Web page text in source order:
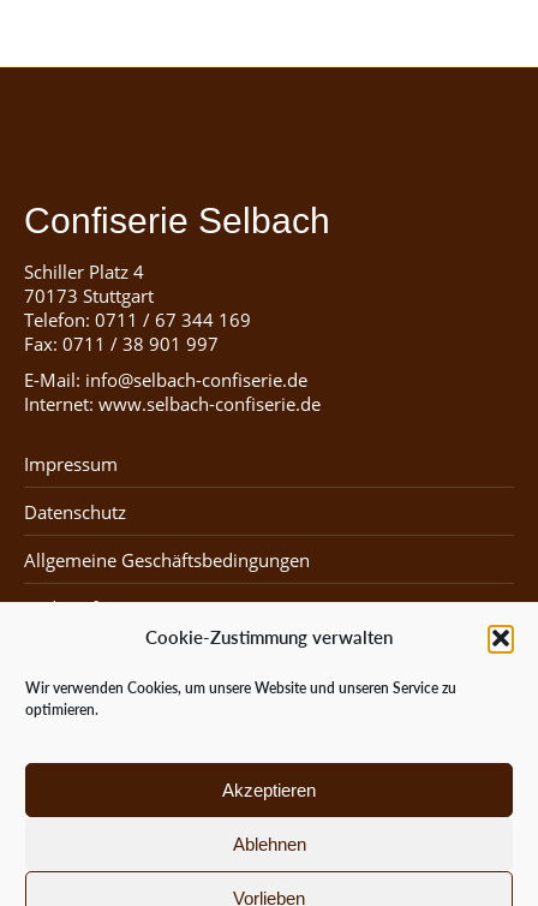
Cookie-Zustimmung verwalten
Wir verwenden Cookies, um unsere Website und unseren Service zu
optimieren.
Akzeptieren
Ablehnen
Vorlieben
Confiserie Selbach
Schiller Platz 4
70173 Stuttgart
Telefon: 0711 / 67 344 169
Fax: 0711 / 38 901 997
E-Mail: info@selbach-confiserie.de
Internet: www.selbach-confiserie.de
Impressum
Datenschutz
Allgemeine Geschäftsbedingungen
Widerruf
Mein Konto
Kasse
Warenkorb